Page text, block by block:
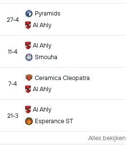
27-4
Pyramids
Al Ahly
11-4
Al Ahly
Smouha
7-4
Ceramica Cleopatra
Al Ahly
21-3
Al Ahly
Esperance ST
Alles bekijken